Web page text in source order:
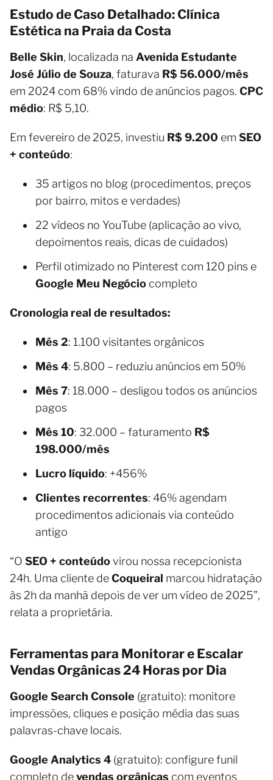
Estudo de Caso Detalhado: Clínica
Estética na Praia da Costa
Belle Skin, localizada na Avenida Estudante
José Júlio de Souza, faturava R$ 56.000/mês
em 2024 com 68% vindo de anúncios pagos. CPC
médio: R$ 5,10.
Em fevereiro de 2025, investiu R$ 9.200 em SEO
+ conteúdo:
35 artigos no blog (procedimentos, preços
por bairro, mitos e verdades)
22 vídeos no YouTube (aplicação ao vivo,
depoimentos reais, dicas de cuidados)
Perfil otimizado no Pinterest com 120 pins e
Google Meu Negócio completo
Cronologia real de resultados:
Mês 2: 1.100 visitantes orgânicos
Mês 4: 5.800 – reduziu anúncios em 50%
Mês 7: 18.000 – desligou todos os anúncios
pagos
Mês 10: 32.000 – faturamento R$
198.000/mês
Lucro líquido: +456%
Clientes recorrentes: 46% agendam
procedimentos adicionais via conteúdo
antigo
“O SEO + conteúdovirou nossa recepcionista
24h. Uma cliente deCoqueiral marcou hidratação
às 2h da manhã depois de ver um vídeo de 2025”,
relata a proprietária.
Ferramentas para Monitorar e Escalar
Vendas Orgânicas 24 Horas por Dia
Google Search Console (gratuito): monitore
impressões, cliques e posição média das suas
palavras-chave locais.
Google Analytics 4 (gratuito): configure funil
completo devendas orgânicas com eventos